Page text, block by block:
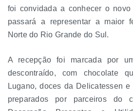
foi convidada a conhecer o
passará a representar a maior
Norte do Rio Grande do Sul.
A recepção foi marcada por
descontraído, com chocolate
Lugano, doces da Delicatessen
preparados por parceiros do